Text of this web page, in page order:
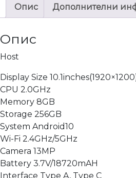
Опис Дополнителни
Опис
Host
Display Size
CPU 2.0GHz
Memory 8GB
Storage 256GB
System Android10
Wi-Fi 2.4GHz/5GHz
Camera 13MP
Battery 3.7V/18720mAH
Interface Type A, Type C